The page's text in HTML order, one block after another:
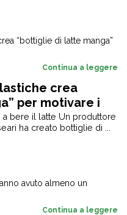
Continua a leggere
crea
per motivare i
a bere il latte Un produttore
ha creato bottiglie di ...
Continua a leggere